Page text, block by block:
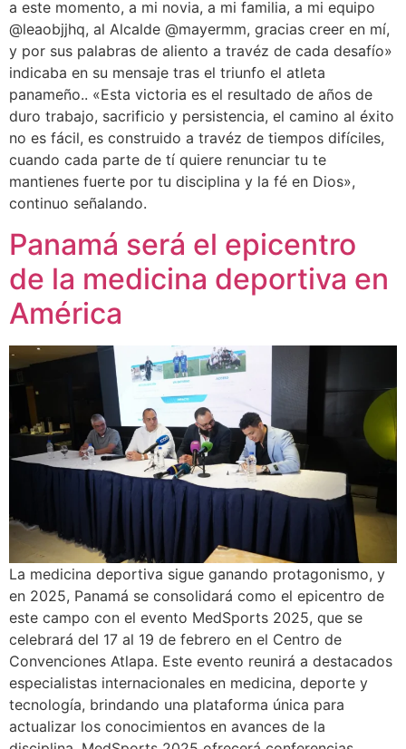
a este momento, a mi novia, a mi familia, a mi equipo
@leaobjjhq, al Alcalde @mayermm, gracias creer en mí,
y por sus palabras de aliento a travéz de cada desafío»
indicaba en su mensaje tras el triunfo el atleta
panameño.. «Esta victoria es el resultado de años de
duro trabajo, sacrificio y persistencia, el camino al éxito
no es fácil, es construido a travéz de tiempos difíciles,
cuando cada parte de tí quiere renunciar tu te
mantienes fuerte por tu disciplina y la fé en Dios»,
continuo señalando.
Panamá será el epicentro
de la medicina deportiva en
América
La medicina deportiva sigue ganando protagonismo, y
en 2025, Panamá se consolidará como el epicentro de
este campo con el evento MedSports 2025, que se
celebrará del 17 al 19 de febrero en el Centro de
Convenciones Atlapa. Este evento reunirá a destacados
especialistas internacionales en medicina, deporte y
tecnología, brindando una plataforma única para
actualizar los conocimientos en avances de la